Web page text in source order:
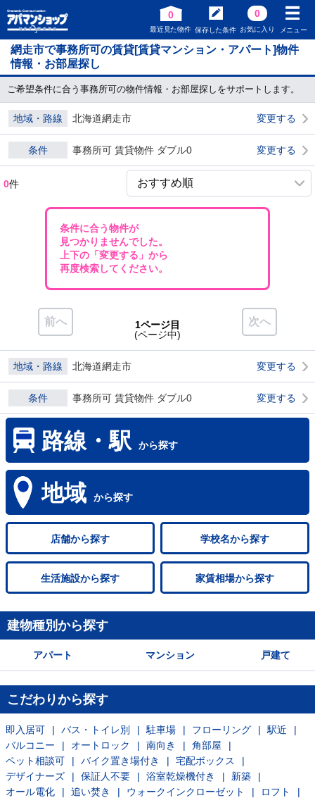
0
最近見た物件 保存した条件
0
お気に入り メニュー
網走市で事務所可の賃貸[賃貸マンション・アパート]物件
情報・お部屋探し
ご希望条件に合う事務所可の物件情報・お部屋探しをサポートします。
地域・路線 北海道網走市 変更する
条件 事務所可 賃貸物件 ダブル0 変更する
0件
条件に合う物件が
見つかりませんでした。
上下の「変更する」から
再度検索してください。
前へ 次へ
1ページ目
(ページ中)
地域・路線 北海道網走市 変更する
条件 事務所可 賃貸物件 ダブル0 変更する
路線・駅 から探す
地域 から探す
店舗から探す 学校名から探す
生活施設から探す 家賃相場から探す
建物種別から探す
アパート マンション 戸建て
こだわりから探す
即入居可 バス・トイレ別 駐車場 フローリング
駅近
バルコニー
オートロック 南向き
角部屋
ペット相談可
バイク置き場付き
宅配ボックス
デザイナーズ
保証人不要 浴室乾燥機付き
新築
オール電化
追い焚き ウォークインクローゼット
ロフト